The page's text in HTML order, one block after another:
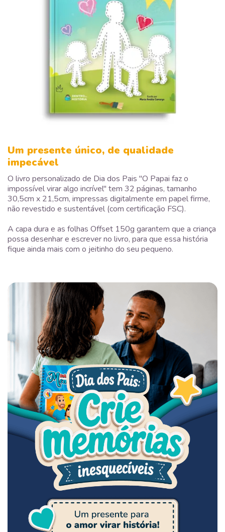
Um presente único, de qualidade
impecável
O livro personalizado de Dia dos Pais "O Papai faz o
impossível virar algo incrível" tem 32 páginas, tamanho
30,5cm x 21,5cm, impressas digitalmente em papel firme,
não revestido e sustentável (com certificação FSC).
A capa dura e as folhas Offset 150g garantem que a criança
possa desenhar e escrever no livro, para que essa história
fique ainda mais com o jeitinho do seu pequeno.